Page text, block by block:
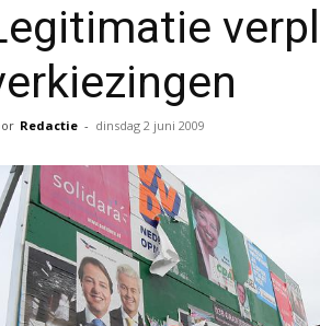
Redactie - dinsdag 2 juni 2009